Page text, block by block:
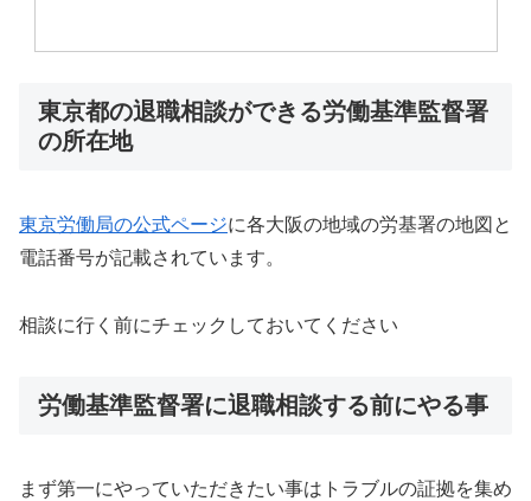
東京都の退職相談ができる労働基準監督署
の所在地
東京労働局の公式ページに各大阪の地域の労基署の地図と
電話番号が記載されています。
相談に行く前にチェックしておいてください
労働基準監督署に退職相談する前にやる事
まず第一にやっていただきたい事はトラブルの証拠を集め